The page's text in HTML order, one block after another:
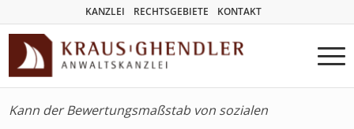
KANZLEI RECHTSGEBIETE KONTAKT
Kann der Bewertungsmaßstab von sozialen